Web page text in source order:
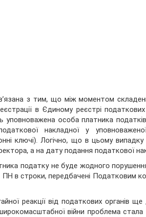
з тим, що між моментом
в Єдиному реєстрі
уповноважена особа платника
накладної у
ключі). Логічно, що в цьому
а на дату подання податкової
податку не буде жодного
ПН в строки, передбачені Податковим
реакції від податкових органів
війни проблема